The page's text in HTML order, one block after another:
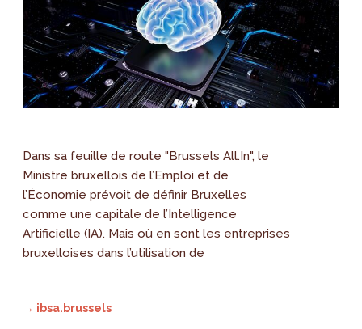
Dans sa feuille de route "Brussels All.In", le
Ministre bruxellois de l’Emploi et de
l’Économie prévoit de définir Bruxelles
comme une capitale de l’Intelligence
Artificielle (IA). Mais où en sont les entreprises
bruxelloises dans l’utilisation de
→ ibsa.brussels